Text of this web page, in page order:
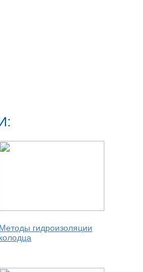
Методы гидроизоляции
колодца